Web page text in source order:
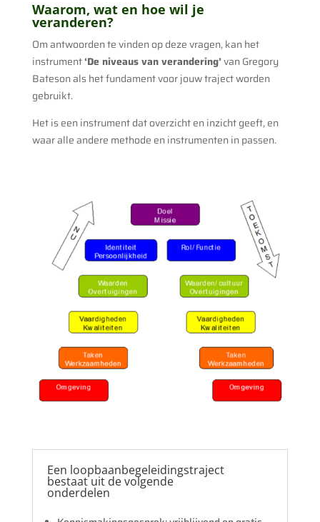
Waarom, wat en hoe wil je
veranderen?
Om antwoorden te vinden op deze vragen, kan het
instrument‘De niveaus van verandering’van Gregory
Bateson als het fundament voor jouw traject worden
gebruikt.
Het is een instrument dat overzicht en inzicht geeft, en
waar alle andere methode en instrumenten in passen.
Een loopbaanbegeleidingstraject
bestaat uit de volgende
onderdelen